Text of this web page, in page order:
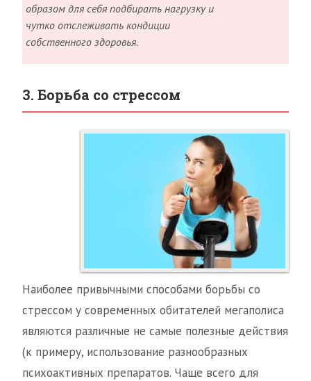
образом для себя подбирать нагрузку и
чутко отслеживать кондиции
собственного здоровья.
3. Борьба со стрессом
Наиболее привычными способами борьбы со
стрессом у современных обитателей мегаполиса
являются различные не самые полезные действия
(к примеру, использование разнообразных
психоактивных препаратов. Чаще всего для